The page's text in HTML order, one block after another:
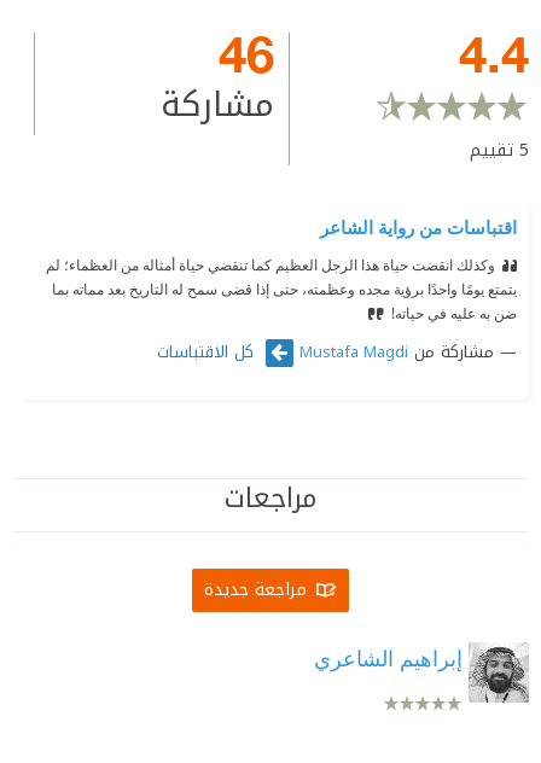
4.4
5تقييم
46
مشاركة
اقتباسات من رواية الشاعر
وكذلك انقضت حياة هذا الرجل العظيم كما تنقضي حياة أمثاله من العظماء؛ لم
يتمتع يومًا واحدًا برؤية مجده وعظمته، حتى إذا قضى سمح له التاريخ بعد مماته بما
ضن به عليه في حياته!
مشاركة من Mustafa Magdi كل الاقتباسات
مراجعات
مراجعة جديدة
إبراهيم الشاعري